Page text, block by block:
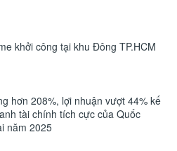
khởi công tại khu Đông TP.HCM
hơn 208%, lợi nhuận vượt 44% kế
tài chính tích cực của Quốc
năm 2025